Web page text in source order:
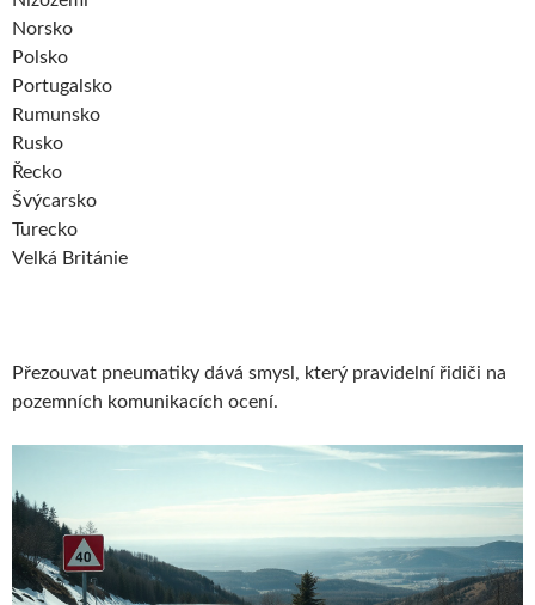
Norsko
Polsko
Portugalsko
Rumunsko
Rusko
Řecko
Švýcarsko
Turecko
Velká Británie
Přezouvat pneumatiky dává smysl, který pravidelní řidiči na
pozemních komunikacích ocení.